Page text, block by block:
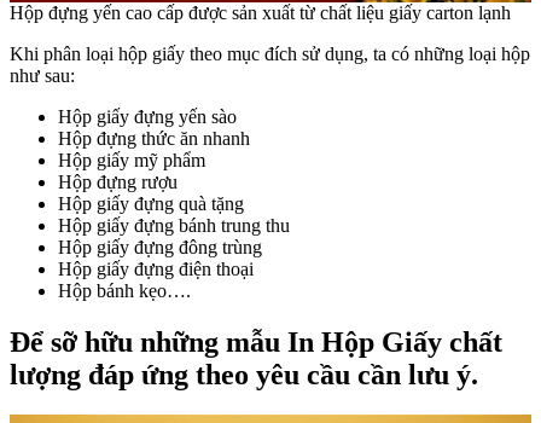
Hộp đựng yến cao cấp được sản xuất từ chất liệu giấy carton lạnh
Khi phân loại hộp giấy theo mục đích sử dụng, ta có những loại hộp
như sau:
Hộp giấy đựng yến sào
Hộp đựng thức ăn nhanh
Hộp giấy mỹ phẩm
Hộp đựng rượu
Hộp giấy đựng quà tặng
Hộp giấy đựng bánh trung thu
Hộp giấy đựng đông trùng
Hộp giấy đựng điện thoại
Hộp bánh kẹo….
Để sỡ hữu những mẫu In Hộp Giấy chất
lượng đáp ứng theo yêu cầu cần lưu ý.